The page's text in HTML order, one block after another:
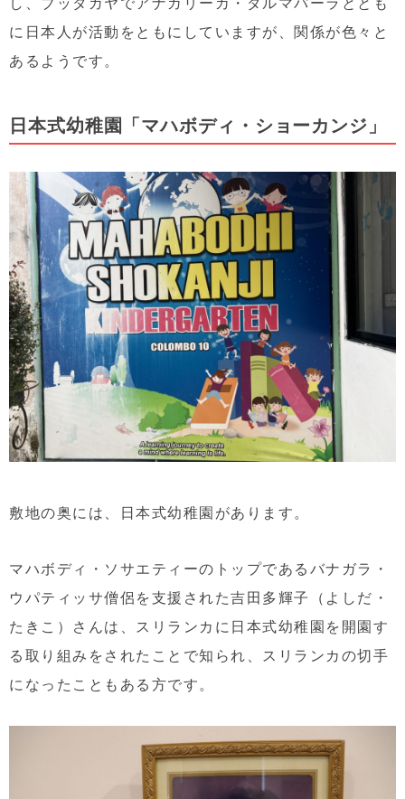
に日本人が活動をともにしていますが、関係が色々と
あるようです。
日本式幼稚園「マハボディ・ショーカンジ」
敷地の奥には、日本式幼稚園があります。
マハボディ・ソサエティーのトップであるバナガラ・
ウパティッサ僧侶を支援された吉田多輝子（よしだ・
たきこ）さんは、スリランカに日本式幼稚園を開園す
る取り組みをされたことで知られ、スリランカの切手
になったこともある方です。